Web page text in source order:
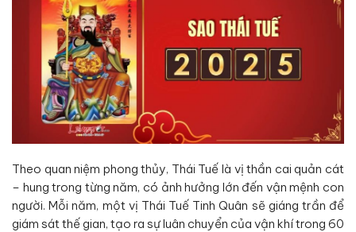
Theo quan niệm phong thủy, Thái Tuế là vị thần cai quản cát
– hung trong từng năm, có ảnh hưởng lớn đến vận mệnh con
người. Mỗi năm, một vị Thái Tuế Tinh Quân sẽ giáng trần để
giám sát thế gian, tạo ra sự luân chuyển của vận khí trong 60